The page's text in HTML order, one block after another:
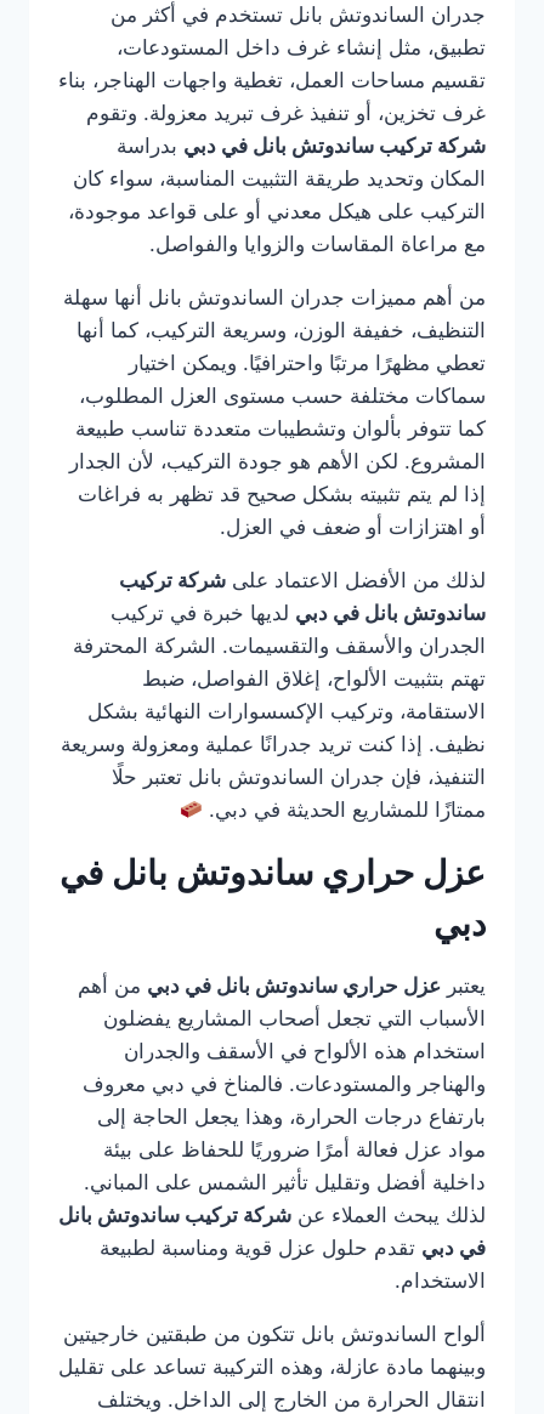
جدران الساندوتش بانل تستخدم في أكثر من
تطبيق، مثل إنشاء غرف داخل المستودعات،
تقسيم مساحات العمل، تغطية واجهات الهناجر، بناء
غرف تخزين، أو تنفيذ غرف تبريد معزولة. وتقوم
شركة تركيب ساندوتش بانل في دبي بدراسة
المكان وتحديد طريقة التثبيت المناسبة، سواء كان
التركيب على هيكل معدني أو على قواعد موجودة،
مع مراعاة المقاسات والزوايا والفواصل.
من أهم مميزات جدران الساندوتش بانل أنها سهلة
التنظيف، خفيفة الوزن، وسريعة التركيب، كما أنها
تعطي مظهرًا مرتبًا واحترافيًا. ويمكن اختيار
سماكات مختلفة حسب مستوى العزل المطلوب،
كما تتوفر بألوان وتشطيبات متعددة تناسب طبيعة
المشروع. لكن الأهم هو جودة التركيب، لأن الجدار
إذا لم يتم تثبيته بشكل صحيح قد تظهر به فراغات
أو اهتزازات أو ضعف في العزل.
لذلك من الأفضل الاعتماد على شركة تركيب
ساندوتش بانل في دبي لديها خبرة في تركيب
الجدران والأسقف والتقسيمات. الشركة المحترفة
تهتم بتثبيت الألواح، إغلاق الفواصل، ضبط
الاستقامة، وتركيب الإكسسوارات النهائية بشكل
نظيف. إذا كنت تريد جدرانًا عملية ومعزولة وسريعة
التنفيذ، فإن جدران الساندوتش بانل تعتبر حلًا
ممتازًا للمشاريع الحديثة في دبي.
عزل حراري ساندوتش بانل في
دبي
يعتبر عزل حراري ساندوتش بانل في دبي من أهم
الأسباب التي تجعل أصحاب المشاريع يفضلون
استخدام هذه الألواح في الأسقف والجدران
والهناجر والمستودعات. فالمناخ في دبي معروف
بارتفاع درجات الحرارة، وهذا يجعل الحاجة إلى
مواد عزل فعالة أمرًا ضروريًا للحفاظ على بيئة
داخلية أفضل وتقليل تأثير الشمس على المباني.
لذلك يبحث العملاء عن شركة تركيب ساندوتش بانل
في دبي تقدم حلول عزل قوية ومناسبة لطبيعة
الاستخدام.
ألواح الساندوتش بانل تتكون من طبقتين خارجيتين
وبينهما مادة عازلة، وهذه التركيبة تساعد على تقليل
انتقال الحرارة من الخارج إلى الداخل. ويختلف